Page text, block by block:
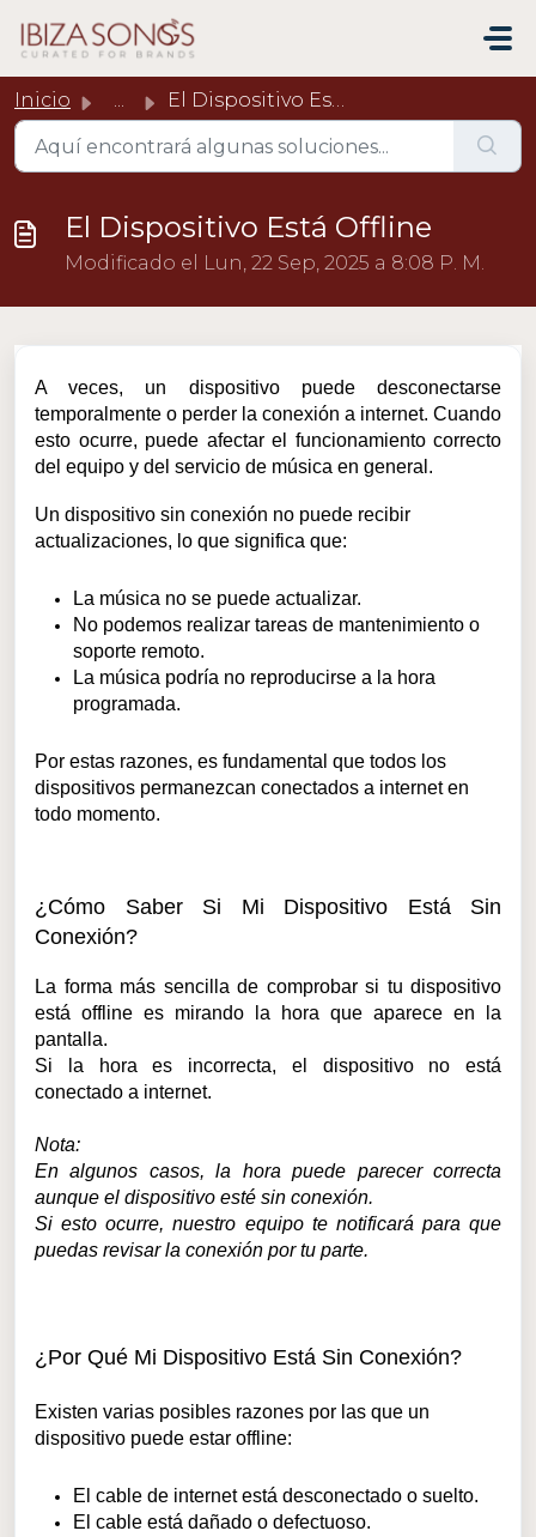
Inicio ... El Dispositivo Está Offline
El Dispositivo Está Offline
Modificado el Lun, 22 Sep, 2025 a 8:08 P. M.
A veces, un dispositivo puede desconectarse
temporalmente o perder la conexión a internet. Cuando
esto ocurre, puede afectar el funcionamiento correcto
del equipo y del servicio de música en general.
Un dispositivo sin conexión no puede recibir
actualizaciones, lo que significa que:
La música no se puede actualizar.
No podemos realizar tareas de mantenimiento o
soporte remoto.
La música podría no reproducirse a la hora
programada.
Por estas razones, es fundamental que todos los
dispositivos permanezcan conectados a internet en
todo momento.
¿Cómo Saber Si Mi Dispositivo Está Sin
Conexión?
La forma más sencilla de comprobar si tu dispositivo
está offline es mirando la hora que aparece en la
pantalla.
Si la hora es incorrecta, el dispositivo no está
conectado a internet.
Nota:
En algunos casos, la hora puede parecer correcta
aunque el dispositivo esté sin conexión.
Si esto ocurre, nuestro equipo te notificará para que
puedas revisar la conexión por tu parte.
¿Por Qué Mi Dispositivo Está Sin Conexión?
Existen varias posibles razones por las que un
dispositivo puede estar offline:
El cable de internet está desconectado o suelto.
El cable está dañado o defectuoso.